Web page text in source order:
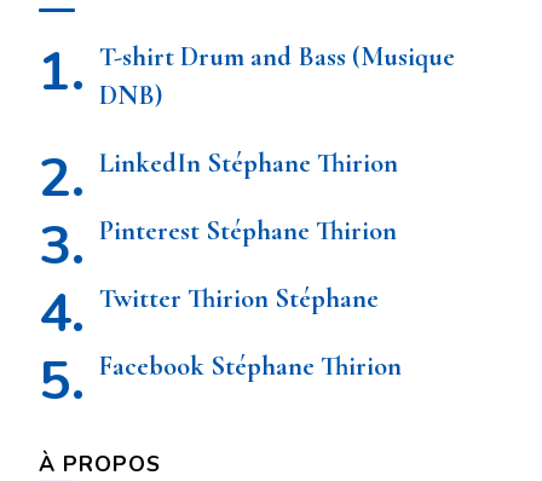
T-shirt Drum and Bass (Musique
DNB)
LinkedIn Stéphane Thirion
Pinterest Stéphane Thirion
Twitter Thirion Stéphane
Facebook Stéphane Thirion
À PROPOS